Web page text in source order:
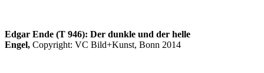
Edgar Ende (T 946): Der dunkle und der helle
Engel, Copyright: VC Bild+Kunst, Bonn 2014